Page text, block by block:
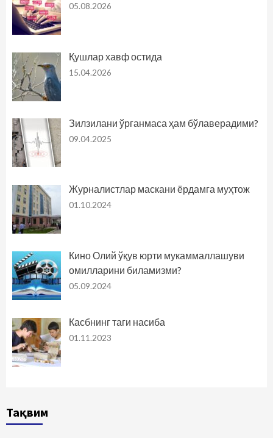
05.08.2026
Қушлар хавф остида
15.04.2026
Зилзилани ўрганмаса ҳам бўлаверадими?
09.04.2025
Журналистлар маскани ёрдамга муҳтож
01.10.2024
Кино Олий ўқув юрти мукаммаллашуви
омилларини биламизми?
05.09.2024
Касбнинг таги насиба
01.11.2023
Тақвим